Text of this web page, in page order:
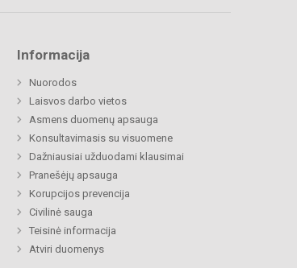
Informacija
Nuorodos
Laisvos darbo vietos
Asmens duomenų apsauga
Konsultavimasis su visuomene
Dažniausiai užduodami klausimai
Pranešėjų apsauga
Korupcijos prevencija
Civilinė sauga
Teisinė informacija
Atviri duomenys